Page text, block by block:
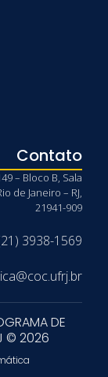
Contato
– Bloco B, Sala
de Janeiro – RJ,
21941-909
3938-1569
DE
© 2026